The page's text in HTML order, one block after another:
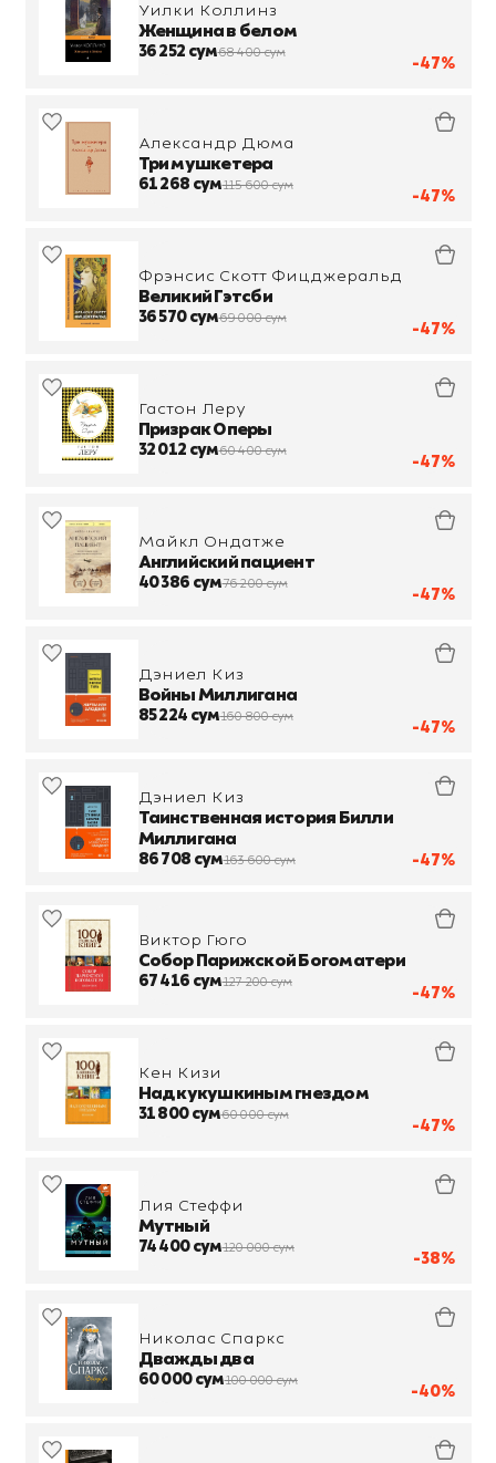
-47%
Уилки Коллинз
Женщина в белом
36 252 сум68 400 сум
-47%
Александр Дюма
Три мушкетера
61 268 сум115 600 сум
-47%
Фрэнсис Скотт Фицджеральд
Великий Гэтсби
36 570 сум69 000 сум
-47%
Гастон Леру
Призрак Оперы
32 012 сум60 400 сум
-47%
Майкл Ондатже
Английский пациент
40 386 сум76 200 сум
-47%
Дэниел Киз
Войны Миллигана
85 224 сум160 800 сум
-47%
Дэниел Киз
Таинственная история Билли
Миллигана
86 708 сум163 600 сум
-47%
Виктор Гюго
Собор Парижской Богоматери
67 416 сум127 200 сум
-47%
Кен Кизи
Над кукушкиным гнездом
31 800 сум60 000 сум
-38%
Лия Стеффи
Мутный
74 400 сум120 000 сум
-40%
Николас Спаркс
Дважды два
60 000 сум100 000 сум